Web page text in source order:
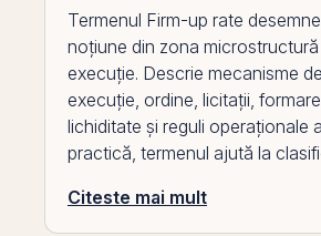
Termenul Firm-up rate
noțiune din zona
execuție. Descrie mecanisme
execuție, ordine, licitații,
lichiditate și reguli operaționale
practică, termenul ajută la
Citeste mai mult